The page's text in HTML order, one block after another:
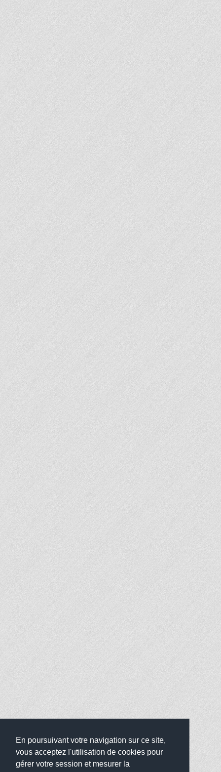
En poursuivant votre navigation sur ce site,
vous acceptez l'utilisation de cookies pour
gérer votre session et mesurer la